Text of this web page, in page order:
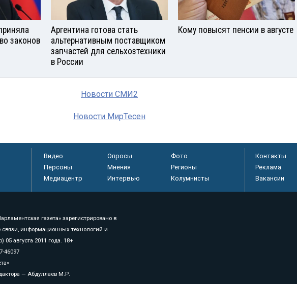
законов
Аргентина готова стать
альтернативным поставщиком
запчастей для сельхозтехники
в России
Кому повысят пенсии в августе
Новости СМИ2
Новости МирТесен
Видео Опросы
Фото
Персоны
Мнения
Регионы
Медиацентр
Интервью Колумнисты
Контакты
Реклама
Вакансии
газета» зарегистрировано в
информационных технологий и
августа 2011 года. 18+
46097
— Абдуллаев М.Р.